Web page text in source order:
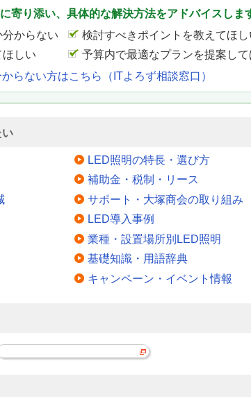
寄り添い、具体的な解決方法をアドバイスしま
からない
検討すべきポイントを教えてほし
しい
予算内で最適なプランを提案して
らない方はこちら（ITよろず相談窓口）
い
LED照明の特長・選び方
補助金・税制・リース
サポート・大塚商会の取り組み
LED導入事例
業種・設置場所別LED照明
基礎知識・用語辞典
キャンペーン・イベント情報